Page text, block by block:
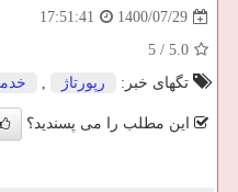
1400/07/29
17:51:41
5.0
/
5
تگهای خبر:
رپورتاژ ,
این مطلب را می پسندید؟